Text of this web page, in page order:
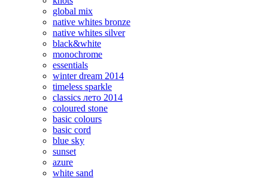
global mix
native whites bronze
native whites silver
black&white
monochrome
essentials
winter dream 2014
timeless sparkle
classics лето 2014
coloured stone
basic colours
basic cord
blue sky
sunset
azure
white sand